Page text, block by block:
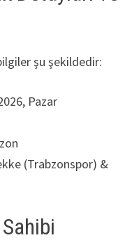
şu şekildedir:
Pazar
(Trabzonspor) &